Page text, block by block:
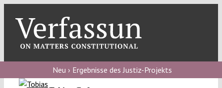
content
blog
Neu › Ergebnisse des Justiz-Projekts